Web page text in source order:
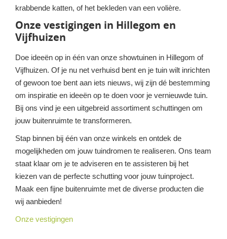
krabbende katten, of het bekleden van een volière.
Onze vestigingen in Hillegom en
Vijfhuizen
Doe ideeën op in één van onze showtuinen in Hillegom of
Vijfhuizen. Of je nu net verhuisd bent en je tuin wilt inrichten
of gewoon toe bent aan iets nieuws, wij zijn dé bestemming
om inspiratie en ideeën op te doen voor je vernieuwde tuin.
Bij ons vind je een uitgebreid assortiment schuttingen om
jouw buitenruimte te transformeren.
Stap binnen bij één van onze winkels en ontdek de
mogelijkheden om jouw tuindromen te realiseren. Ons team
staat klaar om je te adviseren en te assisteren bij het
kiezen van de perfecte schutting voor jouw tuinproject.
Maak een fijne buitenruimte met de diverse producten die
wij aanbieden!
Onze vestigingen